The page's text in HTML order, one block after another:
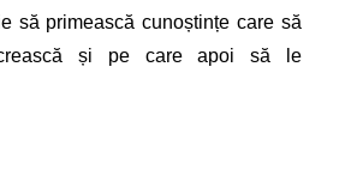
să primească cunoștințe care să
și pe care apoi să le